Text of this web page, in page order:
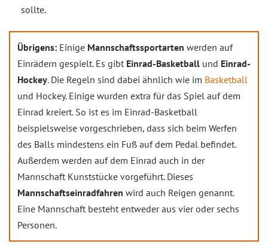
sollte.
Übrigens: Einige Mannschaftssportarten werden auf
Einrädern gespielt. Es gibt Einrad-Basketball und Einrad-
Hockey. Die Regeln sind dabei ähnlich wie im Basketball
und Hockey. Einige wurden extra für das Spiel auf dem
Einrad kreiert. So ist es im Einrad-Basketball
beispielsweise vorgeschrieben, dass sich beim Werfen
des Balls mindestens ein Fuß auf dem Pedal befindet.
Außerdem werden auf dem Einrad auch in der
Mannschaft Kunststücke vorgeführt. Dieses
Mannschaftseinradfahren wird auch Reigen genannt.
Eine Mannschaft besteht entweder aus vier oder sechs
Personen.